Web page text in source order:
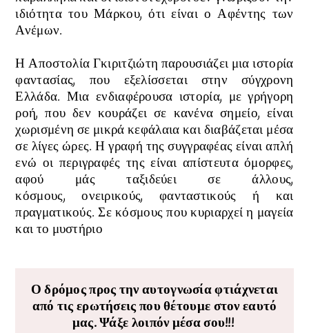
ιδιότητα του Μάρκου, ότι είναι ο Αφέντης των
Ανέμων.
Η Αποστολία Γκιριτζιώτη παρουσιάζει μια ιστορία
φαντασίας, που εξελίσσεται στην σύγχρονη
Ελλάδα. Μια ενδιαφέρουσα ιστορία, με γρήγορη
ροή, που δεν κουράζει σε κανένα σημείο,είναι
χωρισμένη σε μικρά κεφάλαια και διαβάζεται μέσα
σε λίγες ώρες. Η γραφή της συγγραφέας είναι απλή
ενώ οι περιγραφές της είναι απίστευτα όμορφες,
αφού μάς ταξιδεύει σε άλλους,
κόσμους,ονειρικούς, φανταστικούς ή και
πραγματικούς. Σε κόσμους που κυριαρχεί η μαγεία
και το μυστήριο
Ο δρόμος προς την αυτογνωσία φτιάχνεται
από τις ερωτήσεις που θέτουμε στον εαυτό
μας. Ψάξε λοιπόν μέσα σου!!!